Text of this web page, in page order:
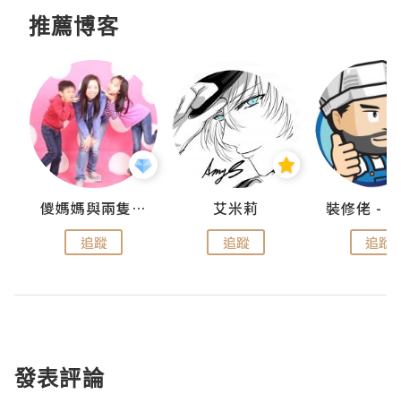
推薦博客
儍媽媽與兩隻小魔怪之家
追蹤
艾米莉
追蹤 追蹤
發表評論